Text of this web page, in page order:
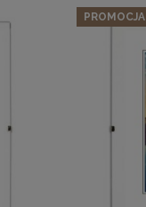
PROMOCJA